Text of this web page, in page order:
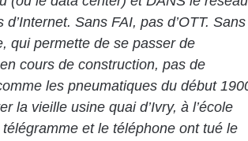
Sans FAI, pas d’OTT. Sans
qui permette de se passer de
cours de construction, pas de
les pneumatiques du début
la vieille usine quai d’Ivry, à l’école
et le téléphone ont tué le